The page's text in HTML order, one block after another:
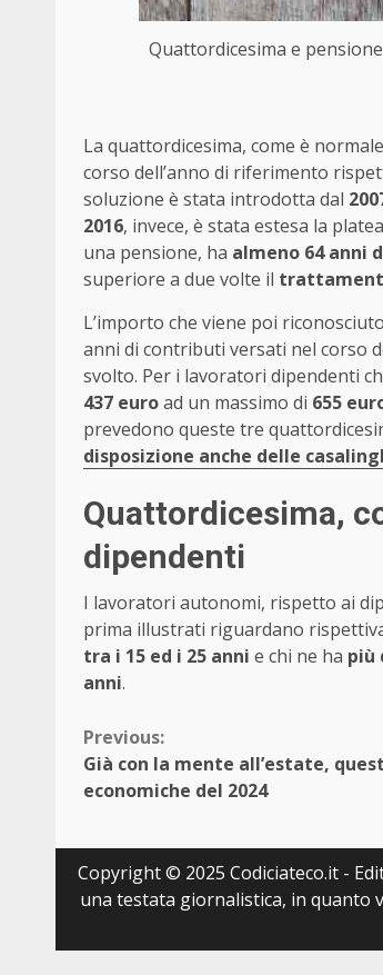
Quattordicesima e
La quattordicesima, come è
corso dell’anno di riferimento
soluzione è stata introdotta dal
2016, invece, è stata estesa la
una pensione, ha almeno 64 anni
superiore a due volte il
L’importo che viene poi
anni di contributi versati nel corso
svolto. Per i lavoratori dipendenti
437 euroad un massimo di 655
prevedono queste tre
disposizione anche delle
Quattordicesima,
dipendenti
I lavoratori autonomi, rispetto ai
prima illustrati riguardano
tra i 15 ed i 25 anni e chi ne ha più
anni.
Continue
Reading
Previous:
Già con la mente all’estate,
economiche del 2024
Copyright © 2025 Codiciateco.it -
una testata giornalistica, in quanto